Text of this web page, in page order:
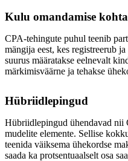
Kulu omandamise
CPA-tehingute puhul teenib
mängija eest, kes registreerub
suurus määratakse eelnevalt
märkimisväärne ja tehakse
Hübriidlepingud
Hübriidlepingud ühendavad nii
mudelite elemente. Sellise
teenida väiksema ühekordse
saada ka protsentuaalselt osa